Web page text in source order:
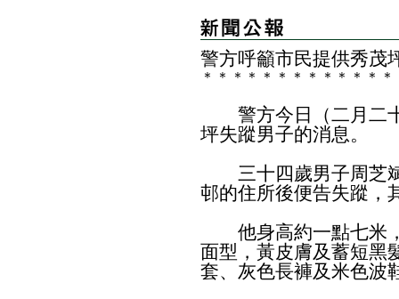
警方呼籲市民提供秀茂
＊ ＊ ＊ ＊ ＊ ＊ ＊ ＊ ＊ ＊ ＊ ＊ ＊
警方今日（二月二十
坪失蹤男子的消息。
三十四歲男子周芝斌
邨的住所後便告失蹤，
他身高約一點七米，
面型，黃皮膚及蓄短黑
套、灰色長褲及米色波